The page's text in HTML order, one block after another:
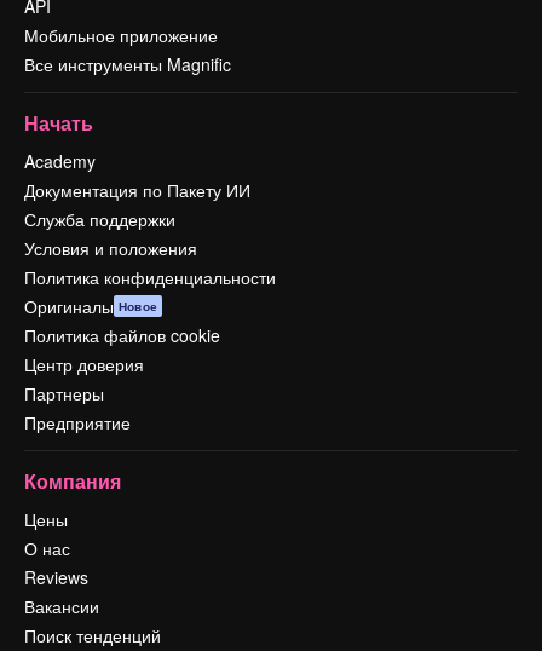
API
Мобильное приложение
Все инструменты Magnific
Начать
Academy
Документация по Пакету ИИ
Служба поддержки
Условия и положения
Политика конфиденциальности
Оригиналы Новое
Политика файлов cookie
Центр доверия
Партнеры
Предприятие
Компания
Цены
О нас
Reviews
Вакансии
Поиск тенденций